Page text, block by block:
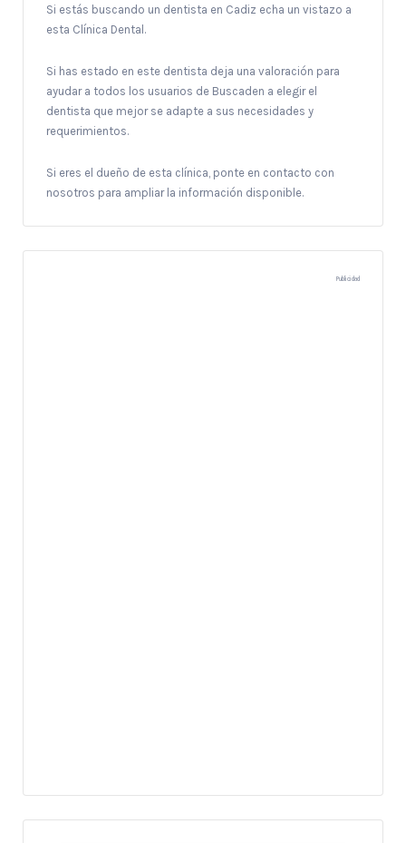
Si estás buscando un dentista en Cadiz echa un vistazo a
esta Clínica Dental.
Si has estado en este dentista deja una valoración para
ayudar a todos los usuarios de Buscaden a elegir el
dentista que mejor se adapte a sus necesidades y
requerimientos.
Si eres el dueño de esta clínica, ponte en contacto con
nosotros para ampliar la información disponible.
Publicidad